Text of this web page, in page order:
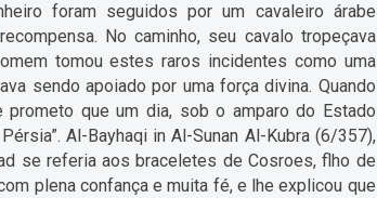
foram seguidos por um cavaleiro árabe
No caminho, seu cavalo tropeçava
tomou estes raros incidentes como uma
sendo apoiado por uma força divina. Quando
prometo que um dia, sob o amparo do Estado
Al-Bayhaqi in Al-Sunan Al-Kubra (6/357),
se referia aos braceletes de Cosroes, flho de
plena confança e muita fé, e lhe explicou que